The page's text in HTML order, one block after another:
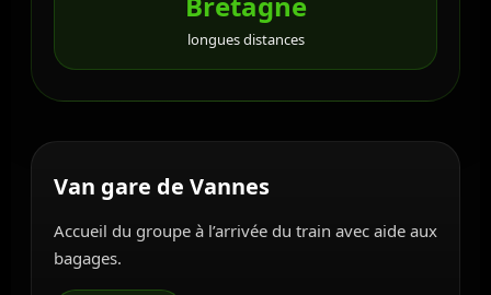
longues distances
Van gare de Vannes
Accueil du groupe à l’arrivée du train avec aide aux
bagages.